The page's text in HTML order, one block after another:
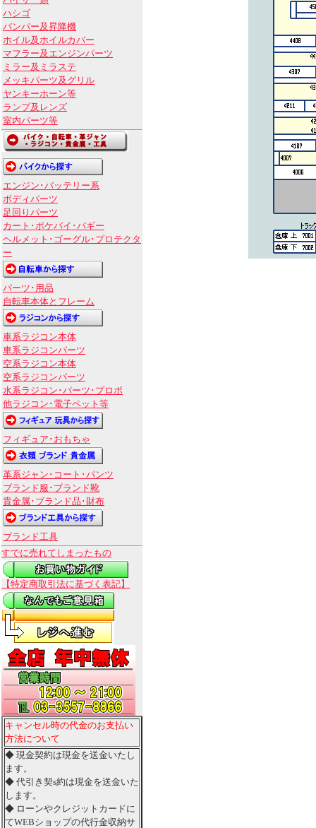
ハシゴ
バンパー及昇降機
ホイル及ホイルカバー
マフラー及エンジンパーツ
ミラー及ミラステ
メッキパーツ及グリル
ヤンキーホーン等
ランプ及レンズ
室内パーツ等
エンジン･バッテリー系
ボディパーツ
足回りパーツ
カート･ポケバイ･バギー
ヘルメット･ゴーグル･プロテクタ
ー
パーツ･用品
自転車本体とフレーム
車系ラジコン本体
車系ラジコンパーツ
空系ラジコン本体
空系ラジコンパーツ
水系ラジコン･パーツ･プロポ
他ラジコン･電子ペット等
フィギュア･おもちゃ
革系ジャン･コート･パンツ
ブランド服･ブランド靴
貴金属･ブランド品･財布
ブランド工具
すでに売れてしまったもの
【特定商取引法に基づく表記】
キャンセル時の代金のお支払い
方法について
◆ 現金契約は現金を送金いたし
ます。
◆ 代引き契s約は現金を送金いた
します。
◆ ローンやクレジットカードに
てWEBショップの代行金収納サ